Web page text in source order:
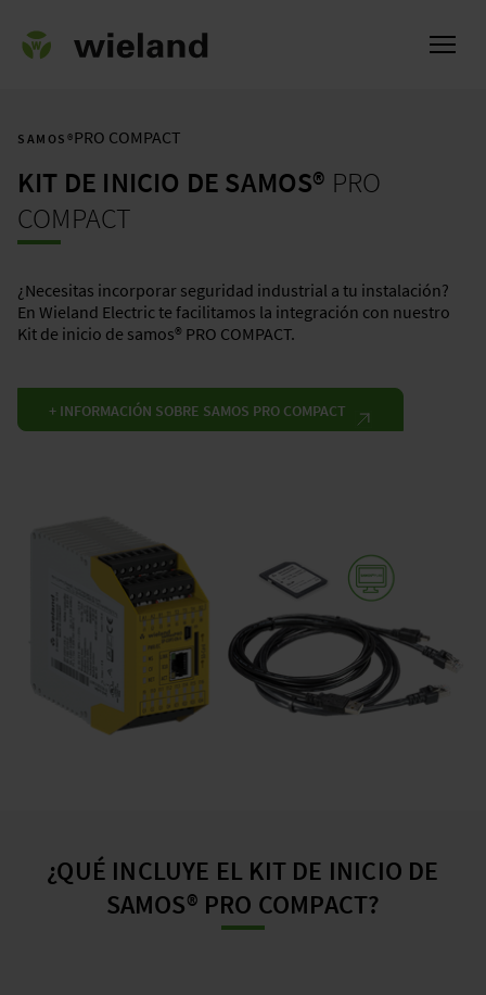
SAMOS®PRO COMPACT
KIT DE INICIO DE SAMOS® PRO
COMPACT
¿Necesitas incorporar seguridad industrial a tu instalación?
En Wieland Electric te facilitamos la integración con nuestro
Kit de inicio de samos® PRO COMPACT.
+ INFORMACIÓN SOBRE SAMOS PRO COMPACT
¿QUÉ INCLUYE EL KIT DE INICIO DE
SAMOS® PRO COMPACT?